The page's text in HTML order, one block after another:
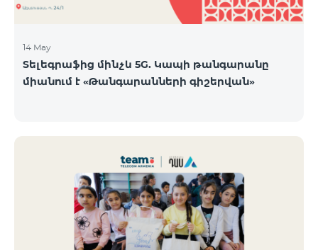
14 May
Տելեգրաֆից մինչև 5G. Կապի թանգարանը
միանում է «Թանգարանների գիշերվան»